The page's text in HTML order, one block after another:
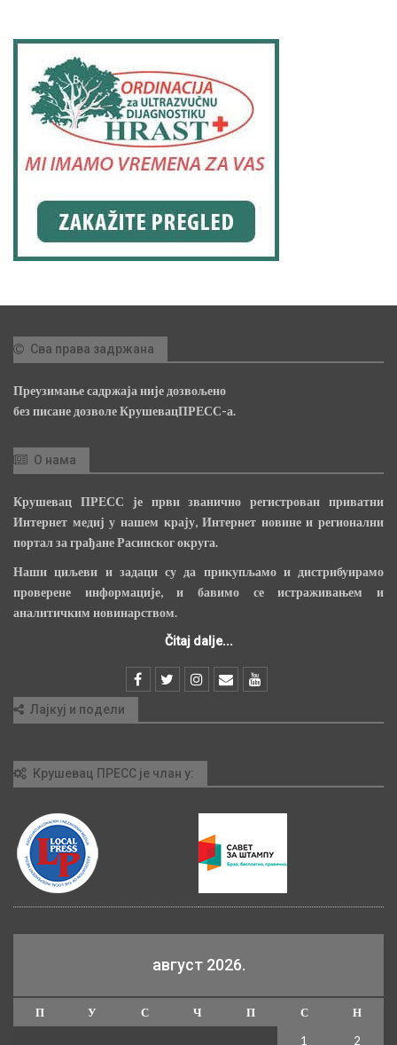
Сва права задржана
Преузимање садржаја није дозвољено
без писане дозволе КрушевацПРЕСС-а.
О нама
Крушевац ПРЕСС је први званично регистрован приватни
Интернет медиј у нашем крају, Интернет новине и регионални
портал за грађане Расинског округа.
Наши циљеви и задаци су да прикупљамо и дистрибуирамо
проверене информације, и бавимо се истраживањем и
аналитичким новинарством.
Čitaj dalje...
Лајкуј и подели
Крушевац ПРЕСС је члан у:
август 2026.
П У С Ч П С
Н
1
2